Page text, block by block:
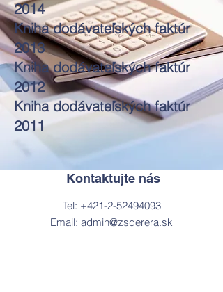
2014
Kniha dodávateľských faktúr
2013
Kniha dodávateľských faktúr
2012
Kniha dodávateľských faktúr
2011
Kontaktujte nás
Tel: +421-2-52494093
Email: admin@zsderera.sk